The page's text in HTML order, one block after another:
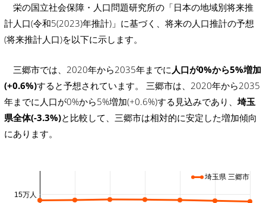
栄の国立社会保障・人口問題研究所の「日本の地域別将来推
計人口(令和5(2023)年推計)」に基づく、将来の人口推計の予想
(将来推計人口)を以下に示します。
三郷市では、2020年から2035年までに 人口が0%から5%増加
(+0.6%)すると予想されています。 三郷市は、2020年から2035
年までに人口が0%から5%増加(+0.6%)する見込みであり、埼玉
県全体(-3.3%)と比較して、三郷市は相対的に安定した増加傾向
にあります。
15万人
埼玉県 三郷市